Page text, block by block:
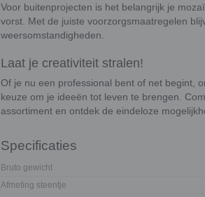
Voor buitenprojecten is het belangrijk je
vorst. Met de juiste voorzorgsmaatregelen
weersomstandigheden.
Laat je creativiteit stralen!
Of je nu een professional bent of net begint,
keuze om je ideeën tot leven te brengen.
assortiment en ontdek de eindeloze
Specificaties
Bruto gewicht
Afmeting steentje